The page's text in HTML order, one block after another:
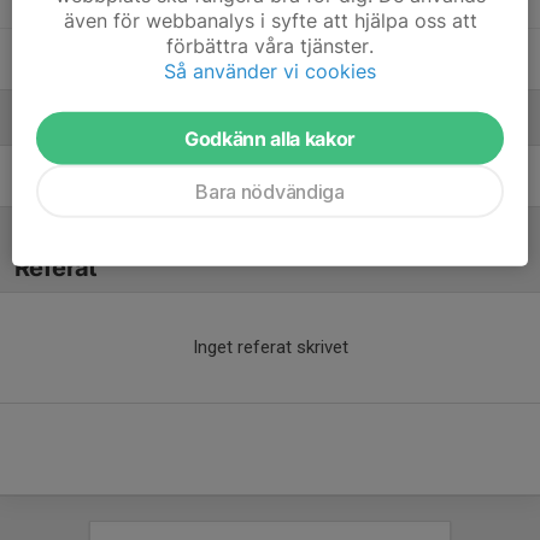
18. Vincent L.
Ledare
Referat
Inget referat skrivet
även för webbanalys i syfte att hjälpa oss att
förbättra våra tjänster.
Så använder vi cookies
Godkänn alla kakor
Bara nödvändiga